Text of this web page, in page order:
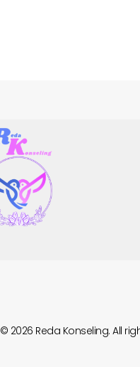
© 2026 Reda Konseling. All